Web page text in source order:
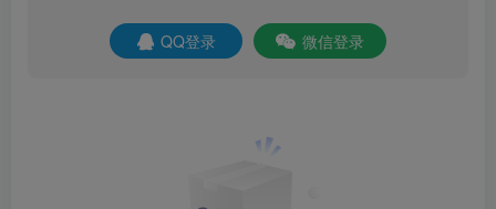
QQ登录 微信登录